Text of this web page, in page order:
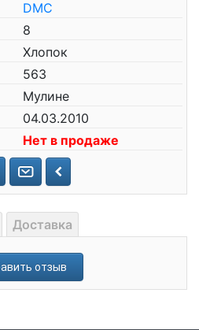
DMC
8
Хлопок
563
Мулине
04.03.2010
Нет в продаже
Доставка
отзыв